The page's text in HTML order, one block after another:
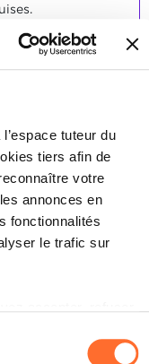
tuteur du
tiers afin de
votre
annonces en
fonctionnalités
le trafic sur
au
le
des mesures